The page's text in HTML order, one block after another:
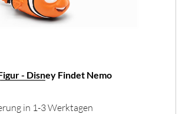
- Disney Findet Nemo
in 1-3 Werktagen